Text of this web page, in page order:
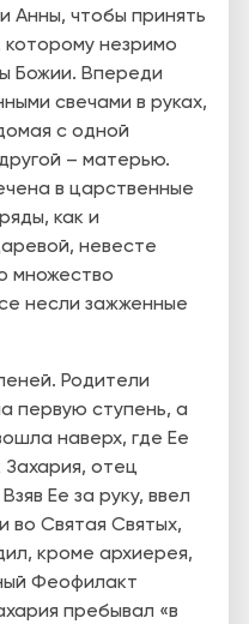
Анны, чтобы принять
которому незримо
Божии. Впереди
свечами в руках,
с одной
– матерью.
в царственные
как и
невесте
множество
несли зажженные
Родители
первую ступень, а
наверх, где Ее
отец
Ее за руку, ввел
во Святая Святых,
кроме архиерея,
Феофилакт
пребывал «в